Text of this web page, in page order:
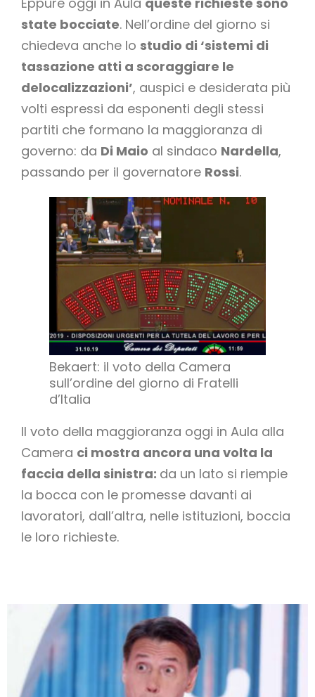
state bocciate. Nell’ordine del giorno si
chiedeva anche lo studio di ‘sistemi di
tassazione atti a scoraggiare le
delocalizzazioni’, auspici e desiderata più
volti espressi da esponenti degli stessi
partiti che formano la maggioranza di
governo: da Di Maio al sindaco Nardella,
passando per il governatore Rossi.
Bekaert: il voto della Camera
sull’ordine del giorno di Fratelli
d’Italia
Il voto della maggioranza oggi in Aula alla
Camera ci mostra ancora una volta la
faccia della sinistra: da un lato si riempie
la bocca con le promesse davanti ai
lavoratori, dall’altra, nelle istituzioni, boccia
le loro richieste.